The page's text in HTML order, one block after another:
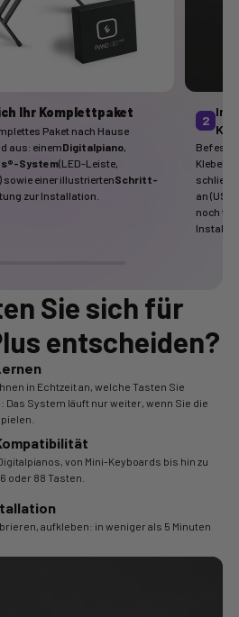
Ihr Komplettpaket
Paket nach Hause
aus: einemDigitalpiano
System(LED-Leiste,
sowie einer illustriertenSchritt-
zur Installation.
2
an
noch
Sie sich für
entscheiden?
in Echtzeit an, welche Tasten Sie
Das System läuft nur weiter, wenn Sie die
von Mini-Keyboards bis hin zu
oder 88 Tasten.
aufkleben: in weniger als 5 Minuten